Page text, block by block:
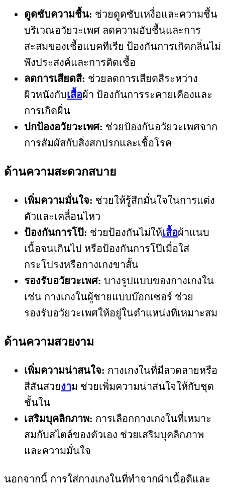
ดูดซับความชื้น: ช่วยดูดซับเหงื่อและความชื้น
บริเวณอวัยวะเพศ ลดความอับชื้นและการ
สะสมของเชื้อแบคทีเรีย ป้องกันการเกิดกลิ่นไม่
พึงประสงค์และการติดเชื้อ
ลดการเสียดสี: ช่วยลดการเสียดสีระหว่าง
ผิวหนังกับเสื้อผ้า ป้องกันการระคายเคืองและ
การเกิดผื่น
ปกป้องอวัยวะเพศ: ช่วยป้องกันอวัยวะเพศจาก
การสัมผัสกับสิ่งสกปรกและเชื้อโรค
ด้านความสะดวกสบาย
เพิ่มความมั่นใจ: ช่วยให้รู้สึกมั่นใจในการแต่ง
ตัวและเคลื่อนไหว
ป้องกันการโป๊: ช่วยป้องกันไม่ให้เสื้อผ้าแนบ
เนื้อจนเกินไป หรือป้องกันการโป๊เมื่อใส่
กระโปรงหรือกางเกงขาสั้น
รองรับอวัยวะเพศ: บางรูปแบบของกางเกงใน
เช่น กางเกงในผู้ชายแบบบ๊อกเซอร์ ช่วย
รองรับอวัยวะเพศให้อยู่ในตำแหน่งที่เหมาะสม
ด้านความสวยงาม
เพิ่มความน่าสนใจ: กางเกงในที่มีลวดลายหรือ
สีสันสวยงาม ช่วยเพิ่มความน่าสนใจให้กับชุด
ชั้นใน
เสริมบุคลิกภาพ: การเลือกกางเกงในที่เหมาะ
สมกับสไตล์ของตัวเอง ช่วยเสริมบุคลิกภาพ
และความมั่นใจ
นอกจากนี้ การใส่กางเกงในที่ทำจากผ้าเนื้อดีและ